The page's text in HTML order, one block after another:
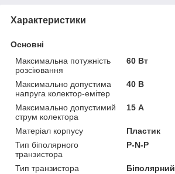
Характеристики
Основні
Максимальна потужність
розсіювання
60 Вт
Максимально допустима
напруга колектор-емітер
40 В
Максимально допустимий
струм колектора
15 А
Матеріал корпусу
Пластик
Тип біполярного
транзистора
P-N-P
Тип транзистора
Біполярний